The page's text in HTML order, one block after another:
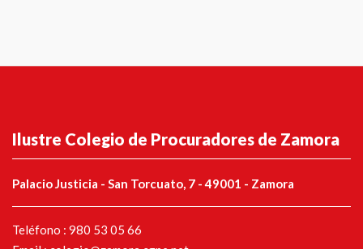
Ilustre Colegio de Procuradores de Zamora
Palacio Justicia - San Torcuato, 7 - 49001 - Zamora
Teléfono : 980 53 05 66